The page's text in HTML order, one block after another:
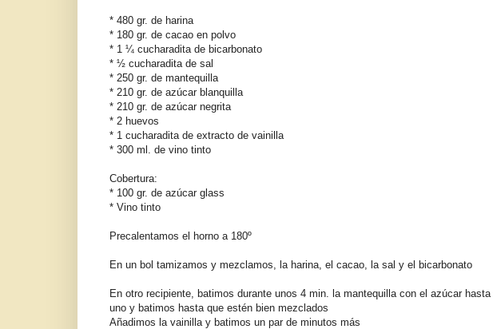
* 480 gr. de harina
* 180 gr. de cacao en polvo
* 1 ¼ cucharadita de bicarbonato
* ½ cucharadita de sal
* 250 gr. de mantequilla
* 210 gr. de azúcar blanquilla
* 210 gr. de azúcar negrita
* 2 huevos
* 1 cucharadita de extracto de vainilla
* 300 ml. de vino tinto
Cobertura:
* 100 gr. de azúcar glass
* Vino tinto
Precalentamos el horno a 180º
En un bol tamizamos y mezclamos, la harina, el cacao, la sal y el bicarbonato
En otro recipiente, batimos durante unos 4 min. la mantequilla con el azúcar
uno y batimos hasta que estén bien mezclados
Añadimos la vainilla y batimos un par de minutos más